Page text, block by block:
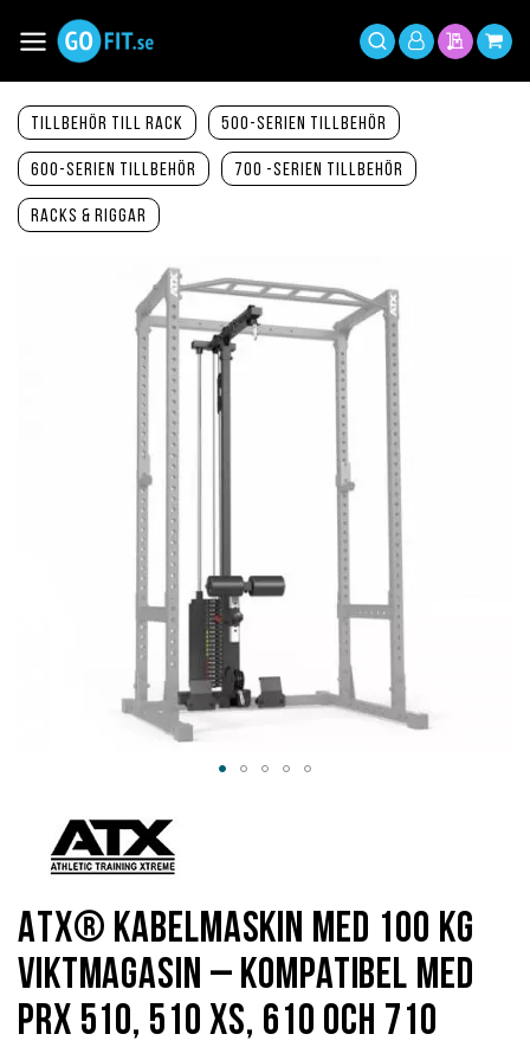
innehållet
Växla
Nav
Sök
Mitt
Min Min
Tillbehör till Rack 500-serien tillbehör
600-serien tillbehör 700 -serien tillbehör
Racks & Riggar
ATX® Kabelmaskin med 100 kg
viktmagasin – kompatibel med
PRX 510, 510 XS, 610 och 710
början
bildgalleriet